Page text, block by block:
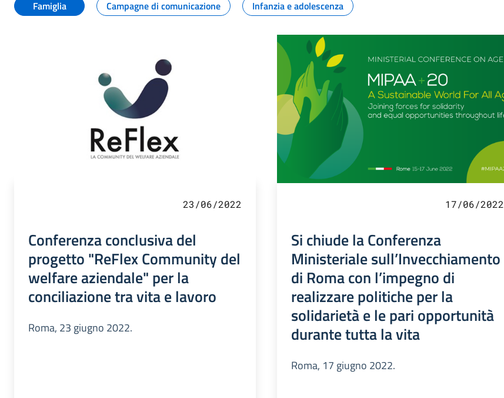
Famiglia
Campagne di comunicazione Infanzia e adolescenza
23/06/2022
Conferenza conclusiva del
progetto "ReFlex Community del
welfare aziendale" per la
conciliazione tra vita e lavoro
Roma, 23 giugno 2022.
17/06/2022
Si chiude la Conferenza
Ministeriale sull’Invecchiamento
di Roma con l’impegno di
realizzare politiche per la
solidarietà e le pari opportunità
durante tutta la vita
Roma, 17 giugno 2022.